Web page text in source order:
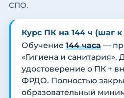
СПО.
Курс ПК на 144 ч (шаг
Обучение 144 часа —
«Гигиена и санитария».
удостоверение о ПК +
ФРДО. Полностью
образовательный